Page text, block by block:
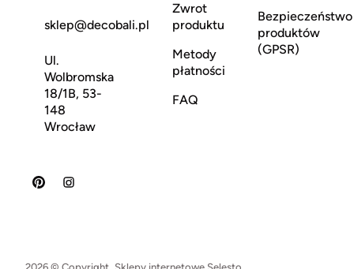
sklep@decobali.pl
Ul.
Wolbromska
18/1B, 53-
148
Wrocław
Zwrot
produktu
Metody
płatności
FAQ
Bezpieczeństwo
produktów
(GPSR)